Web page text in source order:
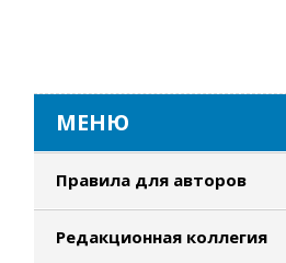
МЕНЮ
Правила для авторов
Редакционная коллегия